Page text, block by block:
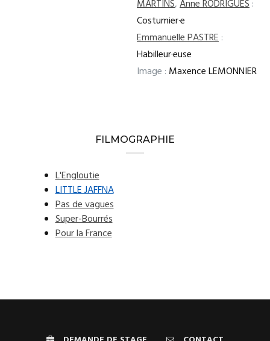
MARTINS,Anne RODRIGUES:
Costumier·e
Emmanuelle PASTRE:
Habilleur·euse
Image : Maxence LEMONNIER
FILMOGRAPHIE
L'Engloutie
LITTLE JAFFNA
Pas de vagues
Super-Bourrés
Pour la France